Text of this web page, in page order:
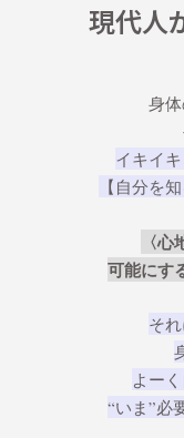
現代人
身
イキイ
【自分を
〈
可能にす
そ
よー
“いま”必